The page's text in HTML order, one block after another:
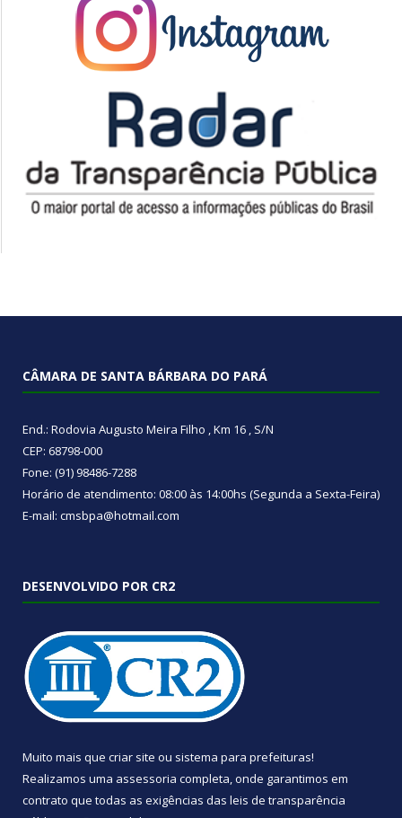
CÂMARA DE SANTA BÁRBARA DO PARÁ
End.: Rodovia Augusto Meira Filho , Km 16 , S/N
CEP: 68798-000
Fone: (91) 98486-7288
Horário de atendimento: 08:00 às 14:00hs (Segunda a Sexta-Feira)
E-mail: cmsbpa@hotmail.com
DESENVOLVIDO POR CR2
Muito mais que criar site ou sistema para prefeituras!
Realizamos uma assessoria completa, onde garantimos em
contrato que todas as exigências das leis de transparência